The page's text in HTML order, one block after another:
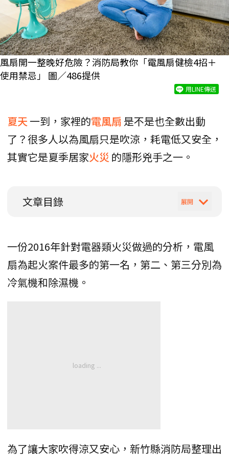
風扇開一整晚好危險？消防局教你「電風扇健檢4招＋
使用禁忌」 圖／486提供
用LINE傳送
夏天一到，家裡的電風扇 是不是也全數出動
了？很多人以為風扇只是吹涼，耗電低又安全，
其實它是夏季居家火災 的隱形兇手之一。
文章目錄
一份2016年針對電器類火災做過的分析，電風
扇為起火案件最多的第一名，第二、第三分別為
冷氣機和除濕機。
為了讓大家吹得涼又安心，新竹縣消防局整理出